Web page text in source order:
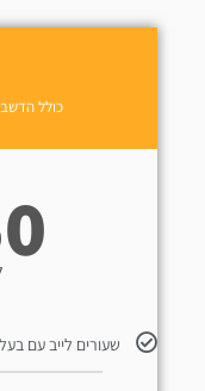
כולל
שעורים לייב עם